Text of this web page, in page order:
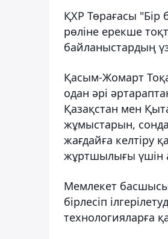
ҚХР Төрағасы "Бір
рөліне ерекше
байланыстардың
Қасым-Жомарт
одан әрі
Қазақстан мен
жұмыстарын,
жағдайға келтіру
жұртшылығы үшін
Мемлекет
бірлесіп
технологияларға